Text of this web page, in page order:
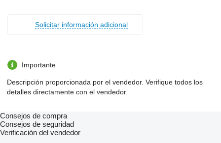
Solicitar información adicional
Importante
Descripción proporcionada por el vendedor. Verifique todos los
detalles directamente con el vendedor.
Consejos de compra
Consejos de seguridad
Verificación del vendedor